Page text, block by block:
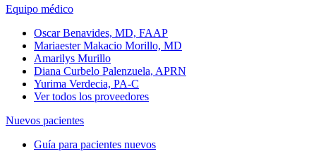
Equipo médico
Oscar Benavides, MD, FAAP
Mariaester Makacio Morillo, MD
Amarilys Murillo
Diana Curbelo Palenzuela, APRN
Yurima Verdecia, PA-C
Ver todos los proveedores
Nuevos pacientes
Guía para pacientes nuevos